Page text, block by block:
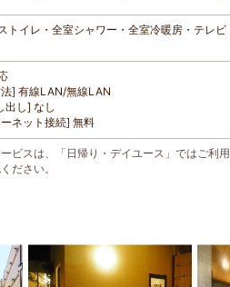
トイレ・全室シャワー・全室冷暖房・テレ
] 有線LAN/無線LAN
出し] なし
ネット接続] 無料
ビスは、「日帰り・デイユース」ではご利
ださい。